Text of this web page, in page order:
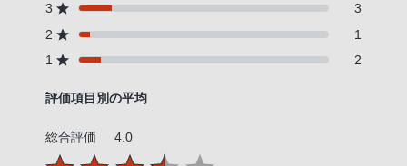
3
3
2
1
1
2
評価項目別の平均
総合評価 4.0